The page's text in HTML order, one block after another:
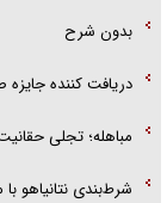
بدون شرح
دریافت کننده جایزه
مباهله؛ تجلی
شرط‌بندی نتانیاهو